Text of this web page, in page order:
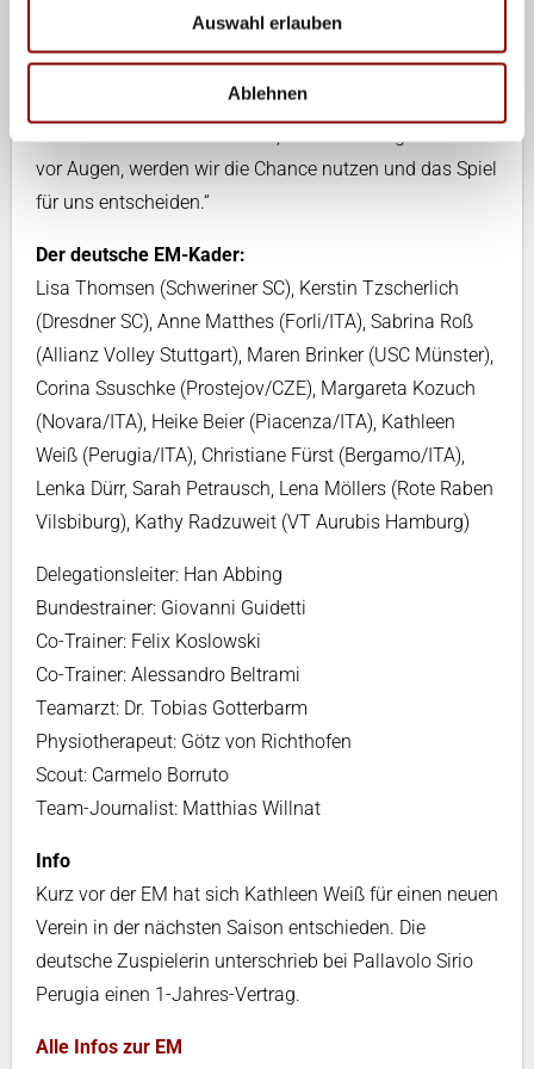
Auswahl erlauben
Ablehnen
die auch mal mehr als 30 Punkte im Match machen
kann. Aber mein Team hat in diesem Turnier schon
mehrfach gezeigt, dass es schwierige Situationen
vor Augen, werden wir die Chance nutzen und das Spiel
für uns entscheiden.“
Der deutsche EM-Kader:
Lisa Thomsen (Schweriner SC), Kerstin Tzscherlich
(Dresdner SC), Anne Matthes (Forli/ITA), Sabrina Roß
(Allianz Volley Stuttgart), Maren Brinker (USC Münster),
Corina Ssuschke (Prostejov/CZE), Margareta Kozuch
(Novara/ITA), Heike Beier (Piacenza/ITA), Kathleen
Weiß (Perugia/ITA), Christiane Fürst (Bergamo/ITA),
Lenka Dürr, Sarah Petrausch, Lena Möllers (Rote Raben
Vilsbiburg), Kathy Radzuweit (VT Aurubis Hamburg)
Delegationsleiter: Han Abbing
Bundestrainer: Giovanni Guidetti
Co-Trainer: Felix Koslowski
Co-Trainer: Alessandro Beltrami
Teamarzt: Dr. Tobias Gotterbarm
Physiotherapeut: Götz von Richthofen
Scout: Carmelo Borruto
Team-Journalist: Matthias Willnat
Info
Kurz vor der EM hat sich Kathleen Weiß für einen neuen
Verein in der nächsten Saison entschieden. Die
deutsche Zuspielerin unterschrieb bei Pallavolo Sirio
Perugia einen 1-Jahres-Vertrag.
Alle Infos zur EM